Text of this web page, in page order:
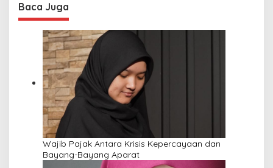
Baca Juga
Wajib Pajak Antara Krisis Kepercayaan dan
Bayang-Bayang Aparat